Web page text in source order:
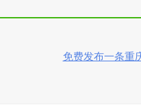
免费发布一条重